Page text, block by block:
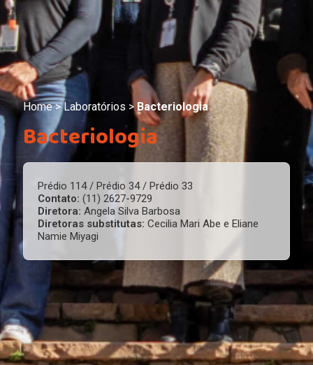
Home>Laboratórios >Bacteriologia
Bacteriologia
Prédio 114 / Prédio 34 / Prédio 33
Contato: (11) 2627-9729
Diretora: Angela Silva Barbosa
Diretoras substitutas: Cecilia Mari Abe e Eliane
Namie Miyagi